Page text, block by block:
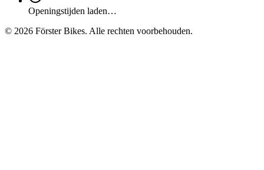
Openingstijden laden…
© 2026 Förster Bikes. Alle rechten voorbehouden.